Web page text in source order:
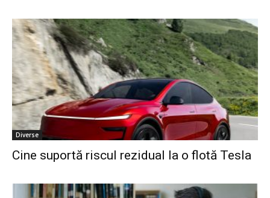
Diverse
Cine suportă riscul rezidual la o flotă Tesla